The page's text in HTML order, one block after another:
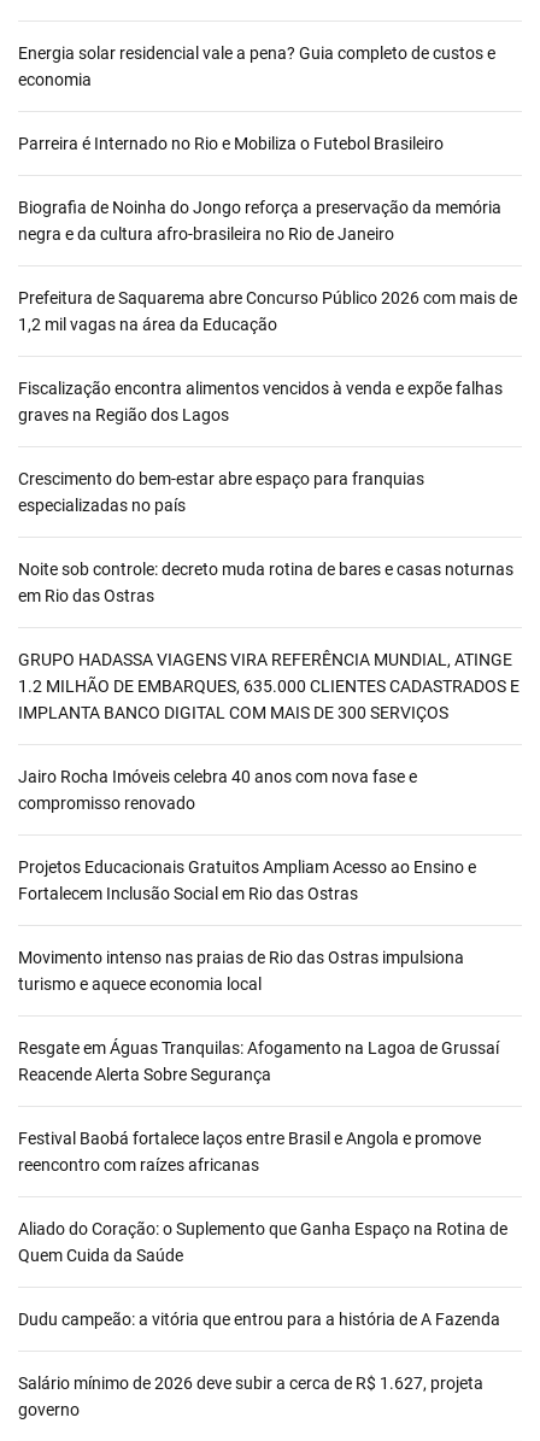
Energia solar residencial vale a pena? Guia completo de custos e
economia
Parreira é Internado no Rio e Mobiliza o Futebol Brasileiro
Biografia de Noinha do Jongo reforça a preservação da memória
negra e da cultura afro-brasileira no Rio de Janeiro
Prefeitura de Saquarema abre Concurso Público 2026 com mais de
1,2 mil vagas na área da Educação
Fiscalização encontra alimentos vencidos à venda e expõe falhas
graves na Região dos Lagos
Crescimento do bem-estar abre espaço para franquias
especializadas no país
Noite sob controle: decreto muda rotina de bares e casas noturnas
em Rio das Ostras
GRUPO HADASSA VIAGENS VIRA REFERÊNCIA MUNDIAL, ATINGE
1.2 MILHÃO DE EMBARQUES, 635.000 CLIENTES CADASTRADOS E
IMPLANTA BANCO DIGITAL COM MAIS DE 300 SERVIÇOS
Jairo Rocha Imóveis celebra 40 anos com nova fase e
compromisso renovado
Projetos Educacionais Gratuitos Ampliam Acesso ao Ensino e
Fortalecem Inclusão Social em Rio das Ostras
Movimento intenso nas praias de Rio das Ostras impulsiona
turismo e aquece economia local
Resgate em Águas Tranquilas: Afogamento na Lagoa de Grussaí
Reacende Alerta Sobre Segurança
Festival Baobá fortalece laços entre Brasil e Angola e promove
reencontro com raízes africanas
Aliado do Coração: o Suplemento que Ganha Espaço na Rotina de
Quem Cuida da Saúde
Dudu campeão: a vitória que entrou para a história de A Fazenda
Salário mínimo de 2026 deve subir a cerca de R$ 1.627, projeta
governo